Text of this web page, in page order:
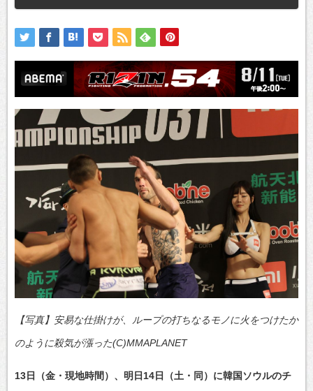
【写真】安易な仕掛けが、ループの打ちなるモノに火をつけたか
のように殺気が漲った(C)MMAPLANET
13日（金・現地時間）、明日14日（土・同）に韓国ソウルのチ